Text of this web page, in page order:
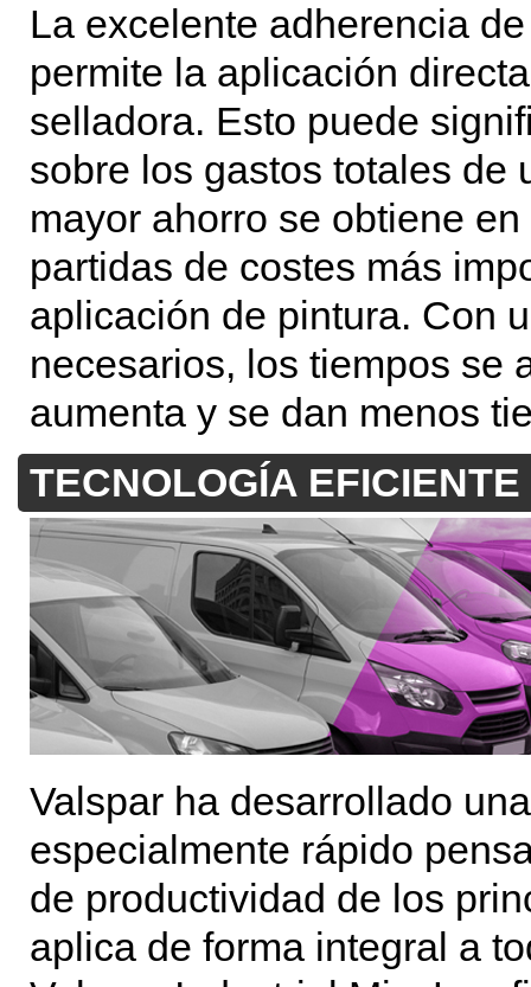
La excelente adherencia
permite la aplicación
selladora. Esto puede
sobre los gastos totales de
mayor ahorro se obtiene
partidas de costes más
aplicación de pintura. Con
necesarios, los tiempos se
aumenta y se dan menos
TECNOLOGÍA
Valspar ha desarrollado
especialmente rápido
de productividad de los
aplica de forma integral a